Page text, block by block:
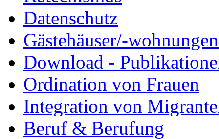
Datenschutz
Gästehäuser/-wohnungen
Download -
Ordination von Frauen
Integration von
Beruf & Berufung